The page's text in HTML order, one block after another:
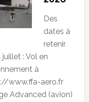
Des
dates à
retenir
: Vol en
à
www.ffa-aero.fr
Advanced (avion)